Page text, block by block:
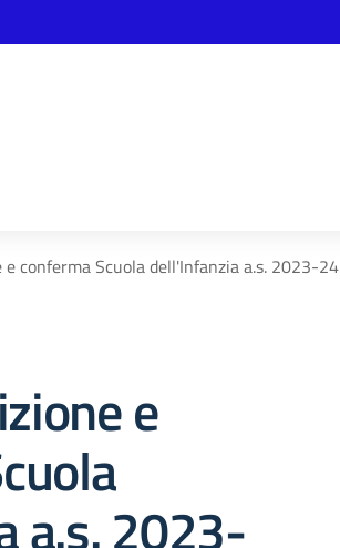
conferma Scuola dell'Infanzia a.s. 2023-24
e
a.s. 2023-